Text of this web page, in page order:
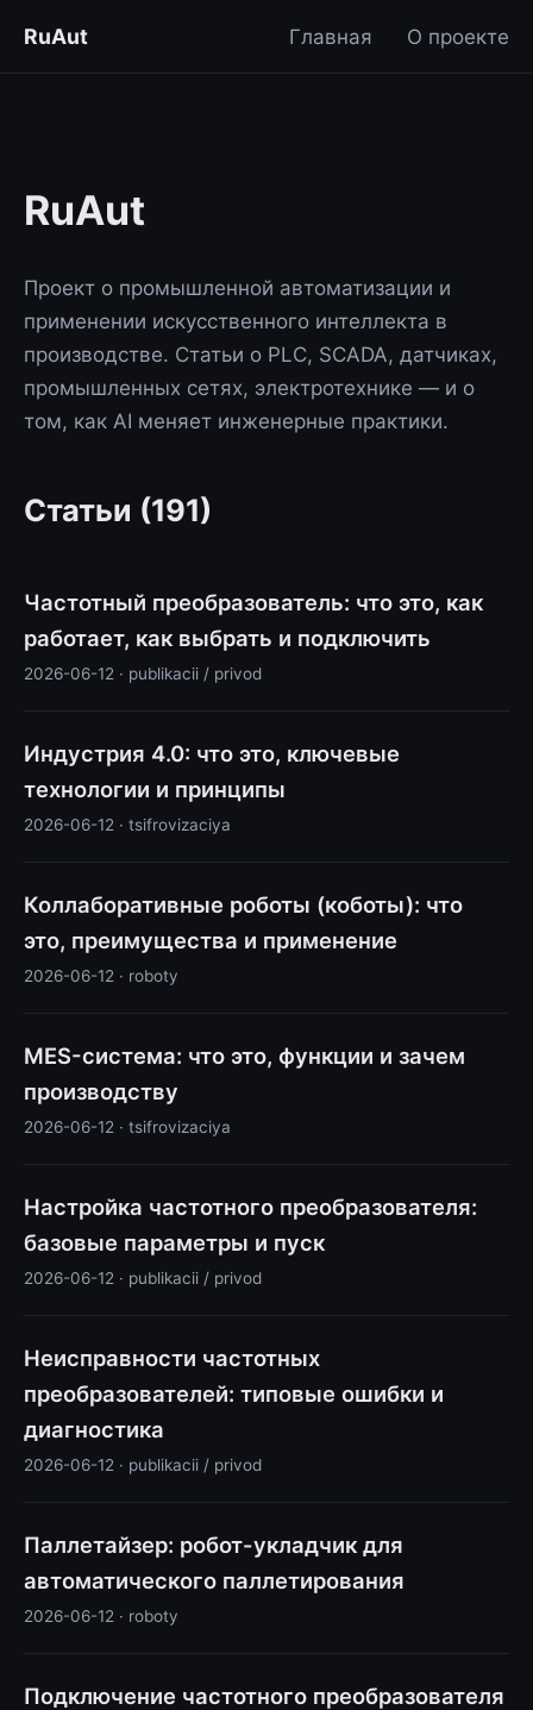
RuAut Главная О проекте
RuAut
Проект о промышленной автоматизации и
применении искусственного интеллекта в
производстве. Статьи о PLC, SCADA, датчиках,
промышленных сетях, электротехнике — и о
том, как AI меняет инженерные практики.
Статьи (191)
Частотный преобразователь: что это, как
работает, как выбрать и подключить
2026-06-12 · publikacii / privod
Индустрия 4.0: что это, ключевые
технологии и принципы
2026-06-12 · tsifrovizaciya
Коллаборативные роботы (коботы): что
это, преимущества и применение
2026-06-12 · roboty
MES-система: что это, функции и зачем
производству
2026-06-12 · tsifrovizaciya
Настройка частотного преобразователя:
базовые параметры и пуск
2026-06-12 · publikacii / privod
Неисправности частотных
преобразователей: типовые ошибки и
диагностика
2026-06-12 · publikacii / privod
Паллетайзер: робот-укладчик для
автоматического паллетирования
2026-06-12 · roboty
Подключение частотного преобразователя